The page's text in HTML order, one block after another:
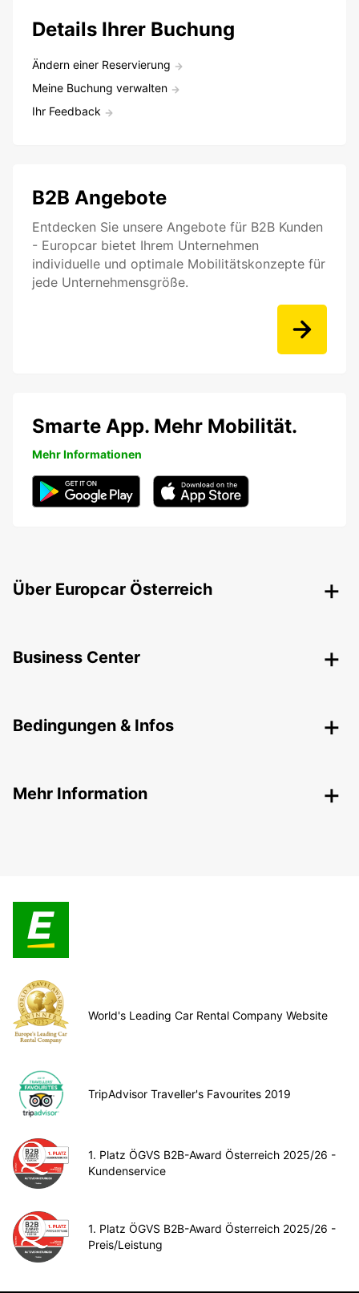
Details Ihrer Buchung
Ändern einer Reservierung
Meine Buchung verwalten
Ihr Feedback
B2B Angebote
Entdecken Sie unsere Angebote für B2B Kunden
- Europcar bietet Ihrem Unternehmen
individuelle und optimale Mobilitätskonzepte für
jede Unternehmensgröße.
Smarte App. Mehr Mobilität.
Mehr Informationen
Über Europcar Österreich
Business Center
Bedingungen & Infos
Mehr Information
World's Leading Car Rental Company Website
TripAdvisor Traveller's Favourites 2019
1. Platz ÖGVS B2B-Award Österreich 2025/26 -
Kundenservice
1. Platz ÖGVS B2B-Award Österreich 2025/26 -
Preis/Leistung